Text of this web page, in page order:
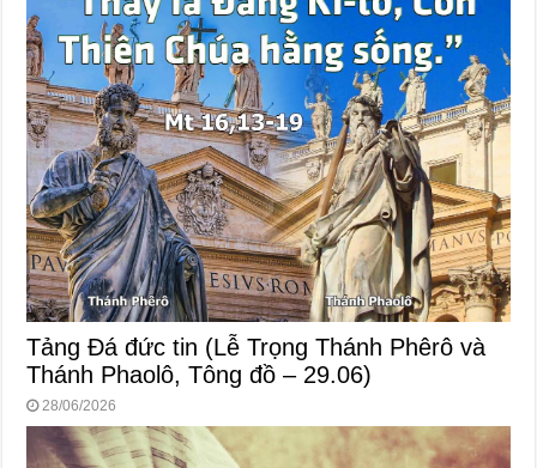
Tảng Đá đức tin (Lễ Trọng Thánh Phêrô và
Thánh Phaolô, Tông đồ – 29.06)
28/06/2026